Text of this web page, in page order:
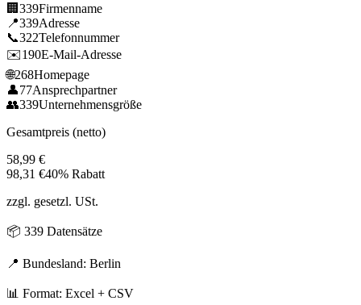
🏢 339Firmenname
📍339Adresse
📞322Telefonnummer
✉️190E-Mail-Adresse
🌐268Homepage
👤77Ansprechpartner
👥339Unternehmensgröße
Gesamtpreis (netto)
58,99 €
98,31 €40% Rabatt
zzgl. gesetzl. USt.
📦 339 Datensätze
📍 Bundesland: Berlin
📊 Format: Excel + CSV